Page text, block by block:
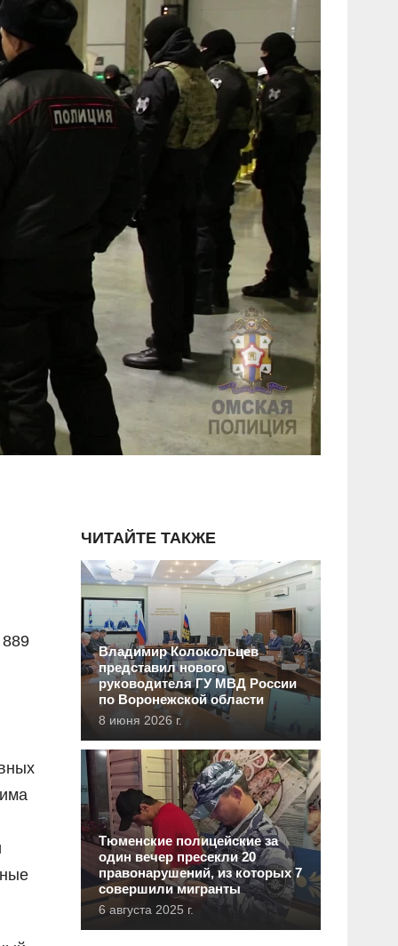
ЧИТАЙТЕ ТАКЖЕ
Владимир Колокольцев
представил нового
руководителя ГУ МВД России
по Воронежской области
8 июня 2026 г.
Тюменские полицейские за
один вечер пресекли 20
правонарушений, из которых 7
совершили мигранты
6 августа 2025 г.